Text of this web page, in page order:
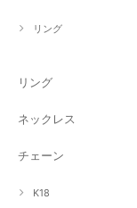
リング
リング
ネックレス
チェーン
K18